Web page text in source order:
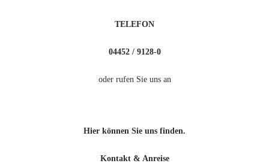
TELEFON
04452 / 9128-0
oder rufen Sie uns an
Hier können Sie uns finden.
Kontakt & Anreise